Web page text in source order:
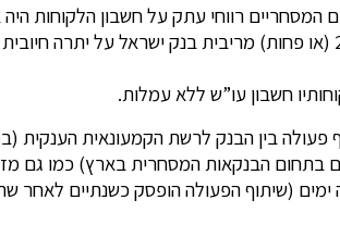
המסחריים רווחי עתק על חשבון הלקוחות
חשבון עו”ש ללא עמלות.
ייחודית נוספת של בנק ירושלים, למרות שלא צלחה. בשנת 2012 החל
הבנקאות המסחרית בארץ) כמו גם
ימים (שיתוף הפעולה הופסק כשנתיים